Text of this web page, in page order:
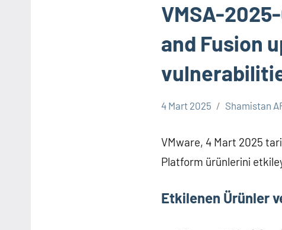
VMSA-
and Fusion
4 Mart 2025 Shamistan
VMware, 4 Mart 2025
Platform ürünlerini
Etkilenen Ürünler